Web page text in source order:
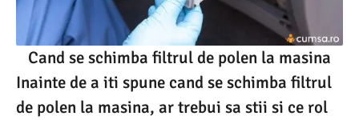
Cand se schimba filtrul de polen la masina
Inainte de a iti spune cand se schimba filtrul
de polen la masina, ar trebui sa stii si ce rol